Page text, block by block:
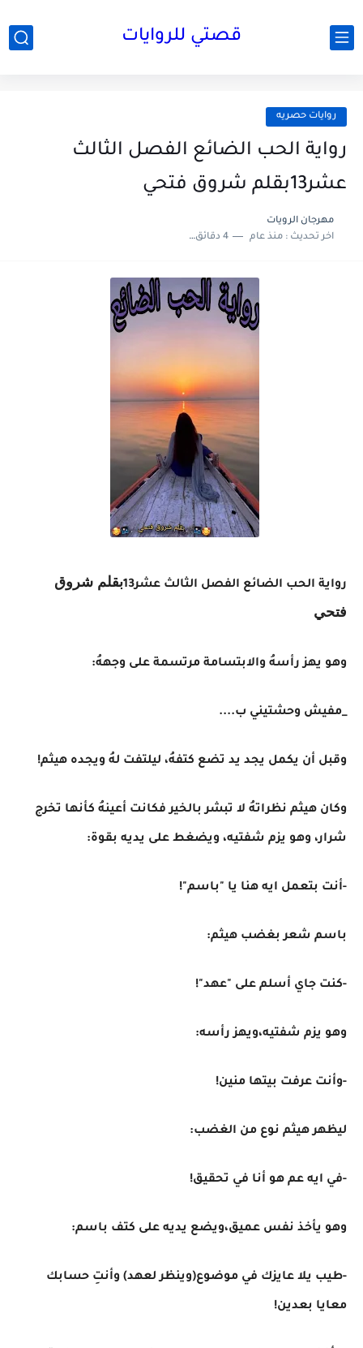
قصتي للروايات
روايات حصريه
رواية الحب الضائع الفصل الثالث
عشر13بقلم شروق فتحي
مهرجان الرويات
اخر تحديث :منذ عام 4 دقائق للقراءة
رواية الحب الضائع الفصل الثالث عشر13
بقلم شروق
فتحي
وهو يهز رأسهُ والابتسامة مرتسمة على وجههُ:
_مفيش وحشتيني ب....
وقبل أن يكمل يجد يد تضع كتفهُ، ليلتفت لهُ ويجده هيثم!
وكان هيثم نظراتهُ لا تبشر بالخير فكانت أعينهُ كأنها تخرج
شرار، وهو يزم شفتيه، ويضغط على يديه بقوة:
-أنت بتعمل ايه هنا يا "باسم"!
باسم شعر بغضب هيثم:
-كنت جاي أسلم على "عهد"!
وهو يزم شفتيه،ويهز رأسه:
-وأنت عرفت بيتها منين!
ليظهر هيثم نوع من الغضب:
-في ايه عم هو أنا في تحقيق!
وهو يأخذ نفس عميق،ويضع يديه على كتف باسم:
-طيب يلا عايزك في موضوع(وينظر لعهد) وأنتِ حسابك
معايا بعدين!